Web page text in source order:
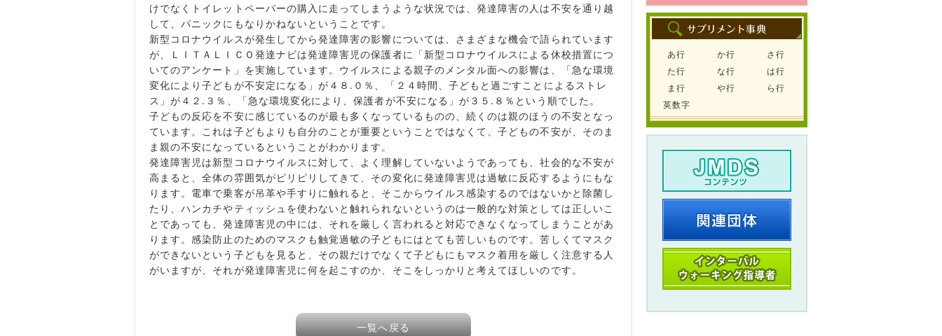
けでなくトイレットペーパーの購入に走ってしまうような状況では、発達障害の人は不安を通り越
して、パニックにもなりかねないということです。
新型コロナウイルスが発生してから発達障害の影響については、さまざまな機会で語られています
が、ＬＩＴＡＬＩＣＯ発達ナビは発達障害児の保護者に「新型コロナウイルスによる休校措置につ
いてのアンケート」を実施しています。ウイルスによる親子のメンタル面への影響は、「急な環境
変化により子どもが不安定になる」が４８.０％、「２４時間、子どもと過ごすことによるストレ
ス」が４２.３％、「急な環境変化により、保護者が不安になる」が３５.８％という順でした。
子どもの反応を不安に感じているのが最も多くなっているものの、続くのは親のほうの不安となっ
ています。これは子どもよりも自分のことが重要ということではなくて、子どもの不安が、そのま
ま親の不安になっているということがわかります。
発達障害児は新型コロナウイルスに対して、よく理解していないようであっても、社会的な不安が
高まると、全体の雰囲気がピリピリしてきて、その変化に発達障害児は過敏に反応するようにもな
ります。電車で乗客が吊革や手すりに触れると、そこからウイルス感染するのではないかと除菌し
たり、ハンカチやティッシュを使わないと触れられないというのは一般的な対策としては正しいこ
とであっても、発達障害児の中には、それを厳しく言われると対応できなくなってしまうことがあ
ります。感染防止のためのマスクも触覚過敏の子どもにはとても苦しいものです。苦しくてマスク
ができないという子どもを見ると、その親だけでなくて子どもにもマスク着用を厳しく注意する人
がいますが、それが発達障害児に何を起こすのか、そこをしっかりと考えてほしいのです。
一覧へ戻る
あ行 か行
さ行
た行
な行
は行
ま行
や行
ら行
英数字